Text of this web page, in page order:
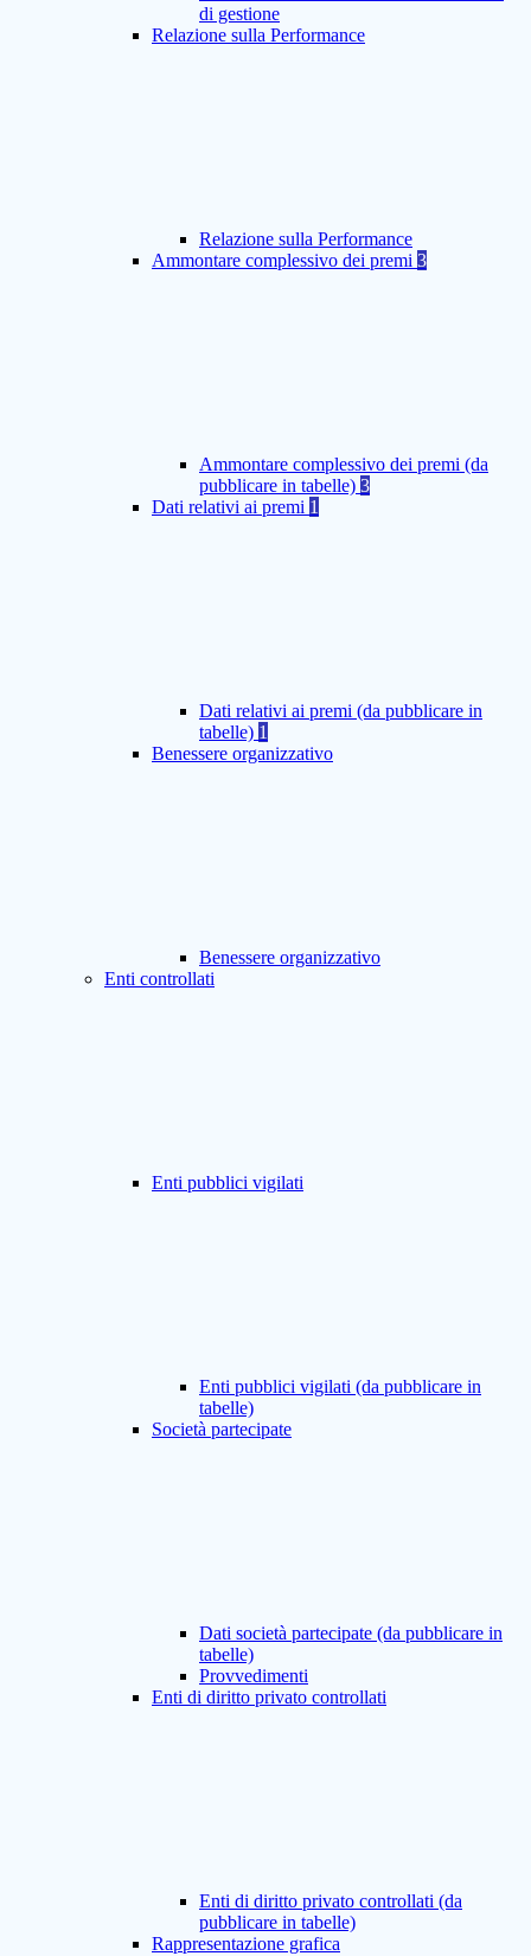
di gestione
Relazione sulla Performance
Relazione sulla Performance
Ammontare complessivo dei premi 3
Ammontare complessivo dei premi (da
pubblicare in tabelle) 3
Dati relativi ai premi 1
Dati relativi ai premi (da pubblicare in
tabelle) 1
Benessere organizzativo
Benessere organizzativo
Enti controllati
Enti pubblici vigilati
Enti pubblici vigilati (da pubblicare in
tabelle)
Società partecipate
Dati società partecipate (da pubblicare in
tabelle)
Provvedimenti
Enti di diritto privato controllati
Enti di diritto privato controllati (da
pubblicare in tabelle)
Rappresentazione grafica